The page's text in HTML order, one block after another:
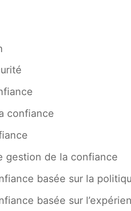
confiance
gestion de la confiance
basée sur la
basée sur